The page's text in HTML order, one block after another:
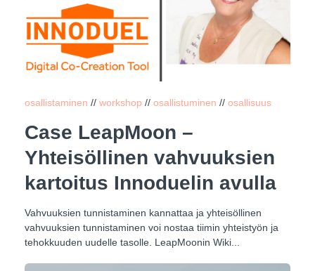
osallistaminen // workshop // osallistuminen // osallisuus
Case LeapMoon –
Yhteisöllinen vahvuuksien
kartoitus Innoduelin avulla
Vahvuuksien tunnistaminen kannattaa ja yhteisöllinen
vahvuuksien tunnistaminen voi nostaa tiimin yhteistyön ja
tehokkuuden uudelle tasolle. LeapMoonin Wiki...